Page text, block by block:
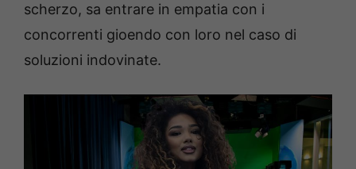
scherzo, sa entrare in empatia con i
concorrenti gioendo con loro nel caso di
soluzioni indovinate.